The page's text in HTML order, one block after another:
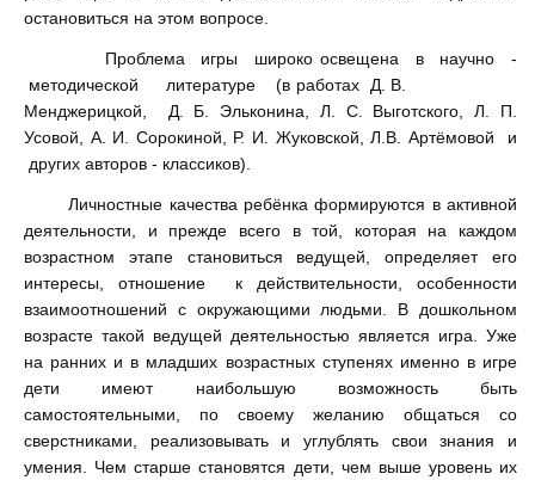
остановиться на этом вопросе.
Проблема игры широко освещена в научно -
методической литературе (в работах Д. В.
Менджерицкой, Д. Б. Эльконина, Л. С. Выготского, Л. П.
Усовой, А. И. Сорокиной, Р. И. Жуковской, Л.В. Артёмовой и
других авторов - классиков).
Личностные качества ребёнка формируются в активной
деятельности, и прежде всего в той, которая на каждом
возрастном этапе становиться ведущей, определяет его
интересы, отношение к действительности, особенности
взаимоотношений с окружающими людьми. В дошкольном
возрасте такой ведущей деятельностью является игра. Уже
на ранних и в младших возрастных ступенях именно в игре
дети имеют наибольшую возможность быть
самостоятельными, по своему желанию общаться со
сверстниками, реализовывать и углублять свои знания и
умения. Чем старше становятся дети, чем выше уровень их